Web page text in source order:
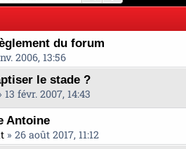
du forum
2006, 13:56
le stade ?
13 févr. 2007, 14:43
Antoine
» 26 août 2017, 11:12